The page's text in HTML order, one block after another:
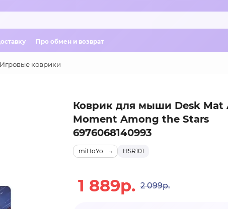
Про обмен и возврат
Игровые коврики
Коврик для мыши Desk Mat
Moment Among the Stars
6976068140993
HSR101
miHoYo
1 889р. 2 099р.